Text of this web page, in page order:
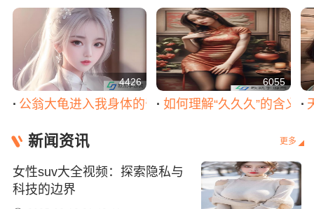
公翁大龟进入我身体的奇妙体验：它如何影响我的身
4426
如何理解“久久久”的含义
6055
新闻资讯 更多
女性suv大全视频：探索隐私与
科技的边界